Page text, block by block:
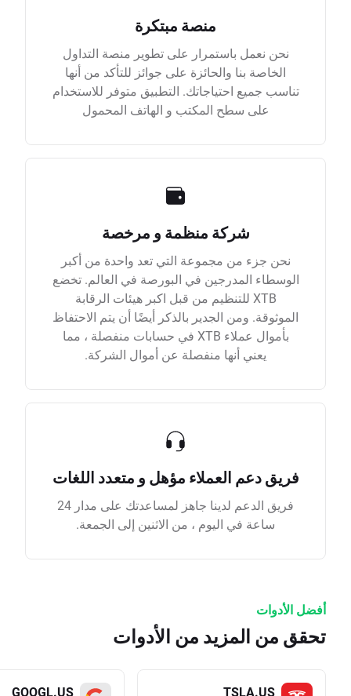
منصة مبتكرة
نحن نعمل باستمرار على تطوير منصة التداول
الخاصة بنا والحائزة على جوائز للتأكد من أنها
تناسب جميع احتياجاتك. التطبيق متوفر للاستخدام
على سطح المكتب و الهاتف المحمول
شركة منظمة و مرخصة
نحن جزء من مجموعة التي تعد واحدة من أكبر
الوسطاء المدرجين في البورصة في العالم. تخضع
XTB للتنظيم من قبل اكبر هيئات الرقابة
الموثوقة. ومن الجدير بالذكر أيضًا أن يتم الاحتفاظ
بأموال عملاء XTB في حسابات منفصلة ، مما
يعني أنها منفصلة عن أموال الشركة.
فريق دعم العملاء مؤهل و متعدد اللغات
فريق الدعم لدينا جاهز لمساعدتك على مدار 24
ساعة في اليوم ، من الاثنين إلى الجمعة.
أفضل الأدوات
تحقق من المزيد من الأدوات
TSLA.US
GOOGL.US